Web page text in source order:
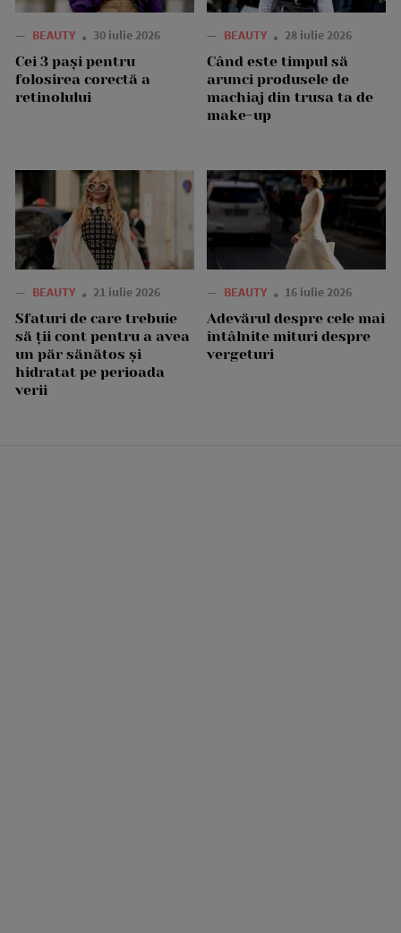
— BEAUTY 30 iulie 2026
Cei 3 pași pentru
folosirea corectă a
retinolului
— BEAUTY 28 iulie 2026
Când este timpul să
arunci produsele de
machiaj din trusa ta de
make-up
— BEAUTY 21 iulie 2026
Sfaturi de care trebuie
să ții cont pentru a avea
un păr sănătos și
hidratat pe perioada
verii
— BEAUTY 16 iulie 2026
Adevărul despre cele mai
întâlnite mituri despre
vergeturi